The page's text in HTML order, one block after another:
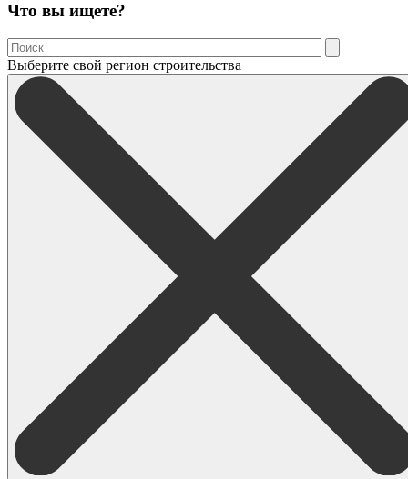
Что вы ищете?
Выберите свой регион строительства